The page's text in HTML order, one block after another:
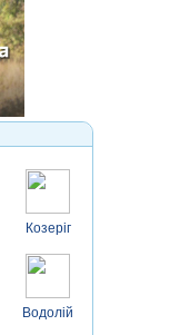
Козеріг
Водолій